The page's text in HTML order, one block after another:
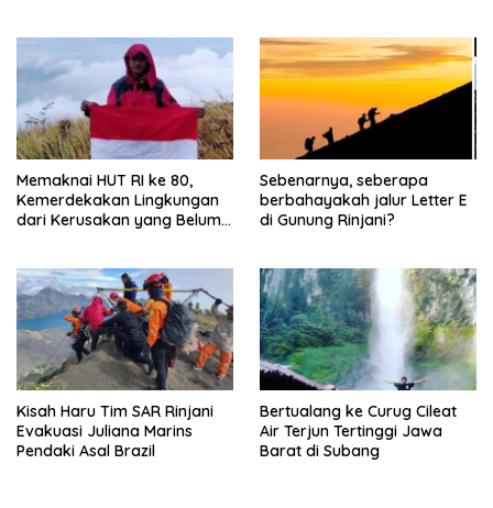
Memaknai HUT RI ke 80,
Kemerdekakan Lingkungan
dari Kerusakan yang Belum
Sebenarnya, seberapa
berbahayakah jalur Letter E
di Gunung Rinjani?
Kisah Haru Tim SAR Rinjani
Evakuasi Juliana Marins
Pendaki Asal Brazil
Bertualang ke Curug Cileat
Air Terjun Tertinggi Jawa
Barat di Subang